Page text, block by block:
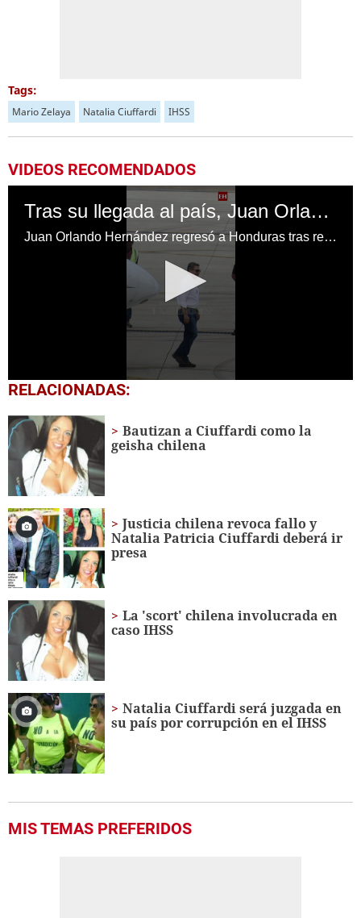
Tags:
Mario Zelaya Natalia Ciuffardi IHSS
VIDEOS RECOMENDADOS
Tras su llegada al país, Juan Orlando Hernández enfrentará proceso por el caso Pandora II
Juan Orlando Hernández regresó a Honduras tras recuperar su libertad en Estados Unidos y enfrentará el proceso judicial relacionado con el caso Pandora II.
0
seconds
2
minutes,
25
seconds
RELACIONADAS:
Bautizan a Ciuffardi como la
geisha chilena
Justicia chilena revoca fallo y
Natalia Patricia Ciuffardi deberá ir
presa
La 'scort' chilena involucrada en
caso IHSS
Natalia Ciuffardi será juzgada en
su país por corrupción en el IHSS
MIS TEMAS PREFERIDOS